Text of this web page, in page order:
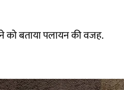
को बताया पलायन की वजह.